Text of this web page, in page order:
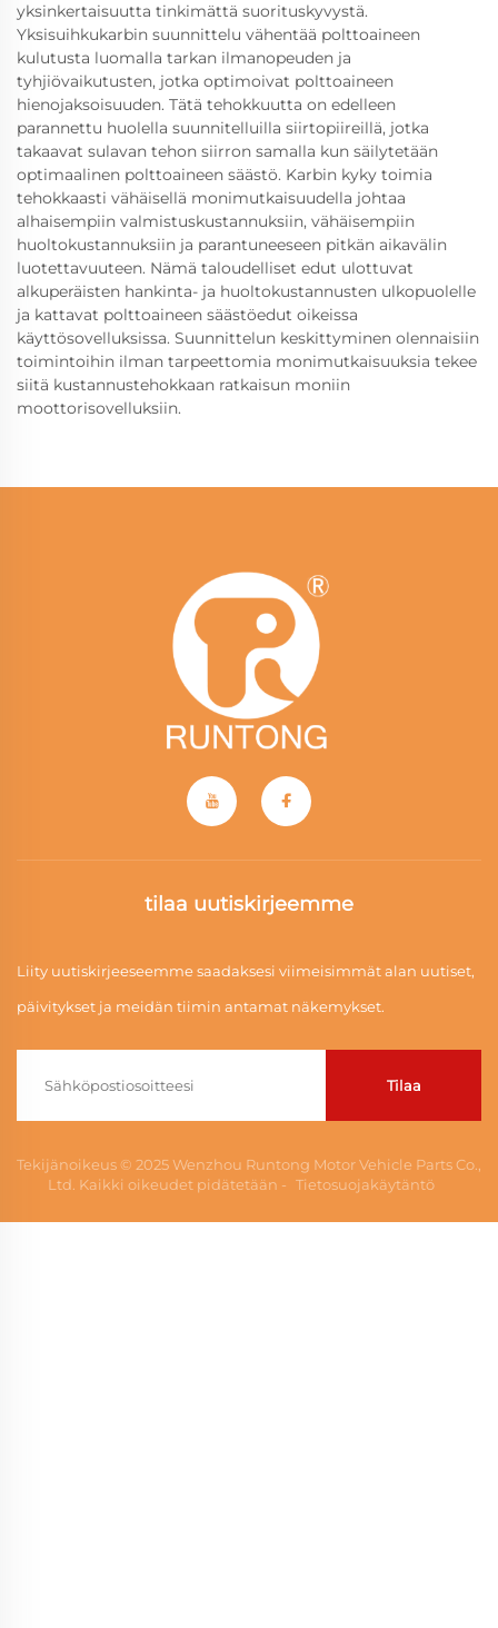
yksinkertaisuutta tinkimättä suorituskyvystä.
Yksisuihkukarbin suunnittelu vähentää polttoaineen
kulutusta luomalla tarkan ilmanopeuden ja
tyhjiövaikutusten, jotka optimoivat polttoaineen
hienojaksoisuuden. Tätä tehokkuutta on edelleen
parannettu huolella suunnitelluilla siirtopiireillä, jotka
takaavat sulavan tehon siirron samalla kun säilytetään
optimaalinen polttoaineen säästö. Karbin kyky toimia
tehokkaasti vähäisellä monimutkaisuudella johtaa
alhaisempiin valmistuskustannuksiin, vähäisempiin
huoltokustannuksiin ja parantuneeseen pitkän aikavälin
luotettavuuteen. Nämä taloudelliset edut ulottuvat
alkuperäisten hankinta- ja huoltokustannusten ulkopuolelle
ja kattavat polttoaineen säästöedut oikeissa
käyttösovelluksissa. Suunnittelun keskittyminen olennaisiin
toimintoihin ilman tarpeettomia monimutkaisuuksia tekee
siitä kustannustehokkaan ratkaisun moniin
moottorisovelluksiin.
tilaa uutiskirjeemme
Liity uutiskirjeeseemme saadaksesi viimeisimmät alan uutiset,
päivitykset ja meidän tiimin antamat näkemykset.
Tilaa
Tekijänoikeus © 2025 Wenzhou Runtong Motor Vehicle Parts Co.,
Ltd. Kaikki oikeudet pidätetään - Tietosuojakäytäntö